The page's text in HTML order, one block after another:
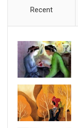
Recent